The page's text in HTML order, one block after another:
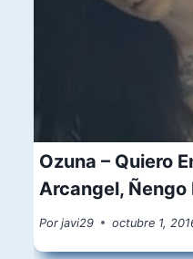
Ozuna – Quiero
Arcangel, Ñengo
Por javi29 octubre 1,